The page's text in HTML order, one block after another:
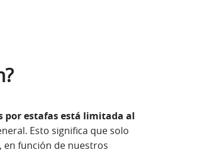
por estafas está limitada al
Esto significa que solo
función de nuestros